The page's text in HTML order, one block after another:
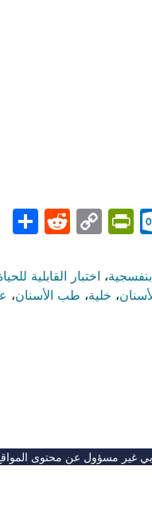
Outlook.com
Copy
، اختبار القابلية
، خلية، طب الأسنان،